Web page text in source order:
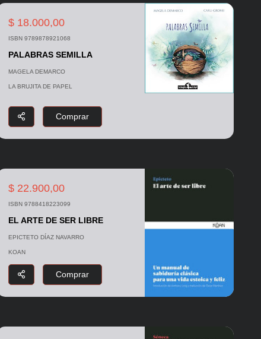
$ 18.000,00
ISBN 9789878921068
PALABRAS SEMILLA
MAGELA DEMARCO
LA BRUJITA DE PAPEL
Comprar
$ 22.900,00
ISBN 9788418223099
EL ARTE DE SER LIBRE
EPICTETO DÍAZ NAVARRO
KOAN
Comprar